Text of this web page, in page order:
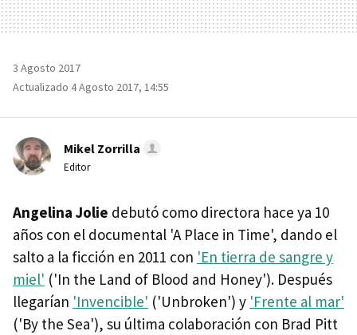
3 Agosto 2017
Actualizado 4 Agosto 2017, 14:55
Mikel Zorrilla
Editor
Angelina Jolie debutó como directora hace ya 10
años con el documental 'A Place in Time', dando el
salto a la ficción en 2011 con 'En tierra de sangre y
miel' ('In the Land of Blood and Honey'). Después
llegarían 'Invencible' ('Unbroken') y 'Frente al mar'
('By the Sea'), su última colaboración con Brad Pitt